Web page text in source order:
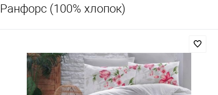
Ранфорс (100% хлопок)